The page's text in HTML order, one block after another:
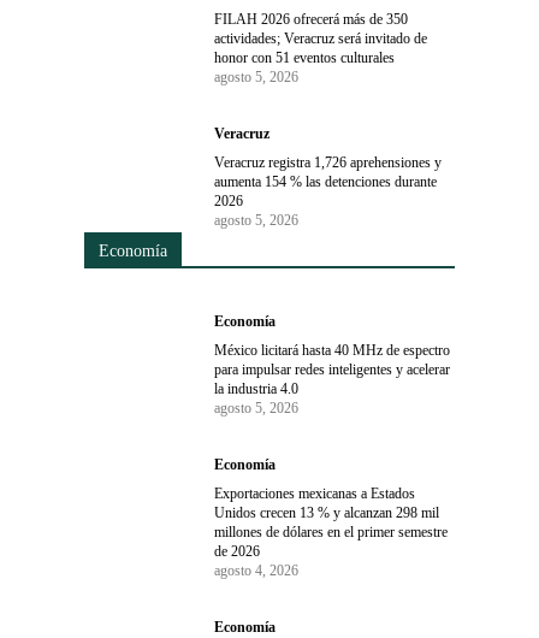
FILAH 2026 ofrecerá más de 350
actividades; Veracruz será invitado de
honor con 51 eventos culturales
agosto 5, 2026
Veracruz
Veracruz registra 1,726 aprehensiones y
aumenta 154 % las detenciones durante
2026
agosto 5, 2026
Economía
Economía
México licitará hasta 40 MHz de espectro
para impulsar redes inteligentes y acelerar
la industria 4.0
agosto 5, 2026
Economía
Exportaciones mexicanas a Estados
Unidos crecen 13 % y alcanzan 298 mil
millones de dólares en el primer semestre
de 2026
agosto 4, 2026
Economía